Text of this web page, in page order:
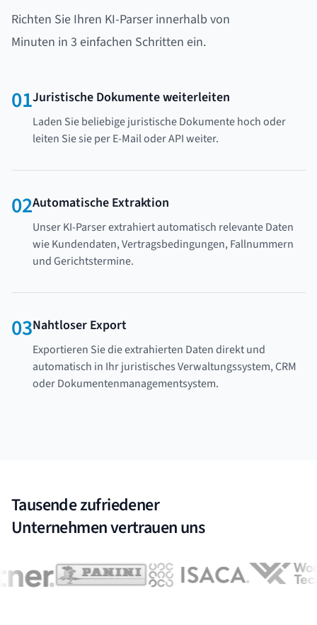
Richten Sie Ihren KI-Parser innerhalb von
Minuten in 3 einfachen Schritten ein.
01Juristische Dokumente weiterleiten
Laden Sie beliebige juristische Dokumente hoch oder
leiten Sie sie per E-Mail oder API weiter.
02Automatische Extraktion
Unser KI-Parser extrahiert automatisch relevante Daten
wie Kundendaten, Vertragsbedingungen, Fallnummern
und Gerichtstermine.
03Nahtloser Export
Exportieren Sie die extrahierten Daten direkt und
automatisch in Ihr juristisches Verwaltungssystem, CRM
oder Dokumentenmanagementsystem.
Tausende zufriedener
Unternehmen vertrauen uns